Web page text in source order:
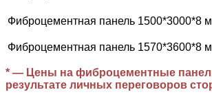
Фиброцементная панель 1500*3000*8
Фиброцементная панель 1570*3600*8
* — Цены на фиброцементные
результате личных переговоров